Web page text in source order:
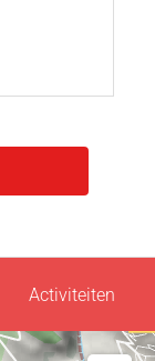
Activiteiten